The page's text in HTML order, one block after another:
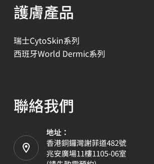
護膚產品
瑞士CytoSkin系列
西班牙World Dermic系列
聯絡我們
地址：
香港銅鑼灣謝菲道482號
兆安廣場11樓1105-06室